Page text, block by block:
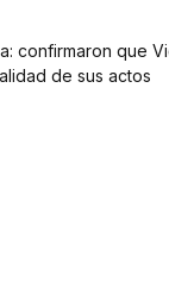
confirmaron que
de sus actos